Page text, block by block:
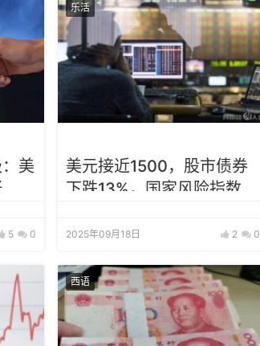
美
5 0
乐活
美元接近1500，股市债券
下跌13%，国家风险指数飙
2025年09月18日 2 0
西语